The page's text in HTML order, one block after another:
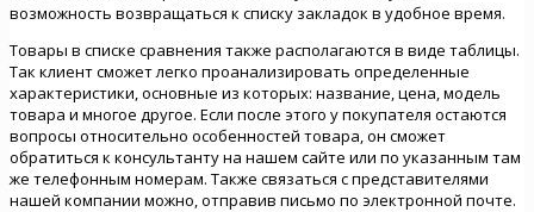
возможность возвращаться к списку закладок в удобное время.
Товары в списке сравнения также располагаются в виде таблицы.
Так клиент сможет легко проанализировать определенные
характеристики, основные из которых: название, цена, модель
товара и многое другое. Если после этого у покупателя остаются
вопросы относительно особенностей товара, он сможет
обратиться к консультанту на нашем сайте или по указанным там
же телефонным номерам. Также связаться с представителями
нашей компании можно, отправив письмо по электронной почте.